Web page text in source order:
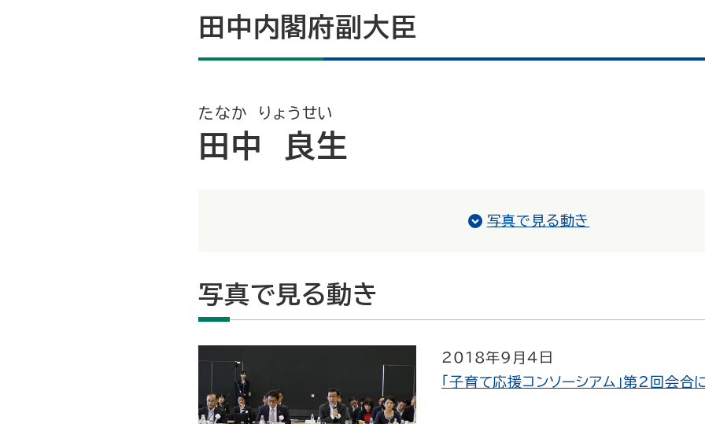
田中内閣府副大臣
たなか りょうせい
田中 良生
写真で見る動き
写真で見る動き
2018年9月4日
「子育て応援コンソーシアム」第2回会合